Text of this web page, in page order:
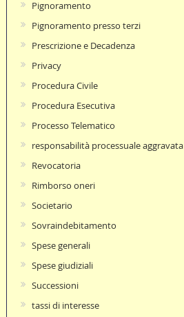
Pignoramento
Pignoramento presso terzi
Prescrizione e Decadenza
Privacy
Procedura Civile
Procedura Esecutiva
Processo Telematico
responsabilità processuale aggravata
Revocatoria
Rimborso oneri
Societario
Sovraindebitamento
Spese generali
Spese giudiziali
Successioni
tassi di interesse